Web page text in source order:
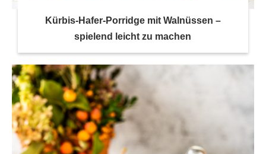
Kürbis-Hafer-Porridge mit Walnüssen –
spielend leicht zu machen